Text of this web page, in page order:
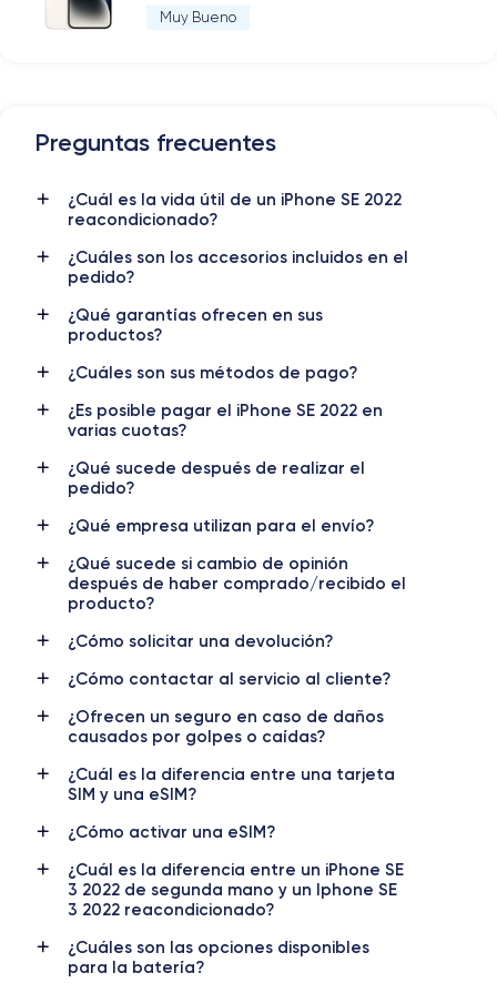
Muy Bueno
Preguntas frecuentes
¿Cuál es la vida útil de un iPhone SE 2022
reacondicionado?
¿Cuáles son los accesorios incluidos en el
pedido?
¿Qué garantías ofrecen en sus
productos?
¿Cuáles son sus métodos de pago?
¿Es posible pagar el iPhone SE 2022 en
varias cuotas?
¿Qué sucede después de realizar el
pedido?
¿Qué empresa utilizan para el envío?
¿Qué sucede si cambio de opinión
después de haber comprado/recibido el
producto?
¿Cómo solicitar una devolución?
¿Cómo contactar al servicio al cliente?
¿Ofrecen un seguro en caso de daños
causados por golpes o caídas?
¿Cuál es la diferencia entre una tarjeta
SIM y una eSIM?
¿Cómo activar una eSIM?
¿Cuál es la diferencia entre un iPhone SE
3 2022 de segunda mano y un Iphone SE
3 2022 reacondicionado?
¿Cuáles son las opciones disponibles
para la batería?